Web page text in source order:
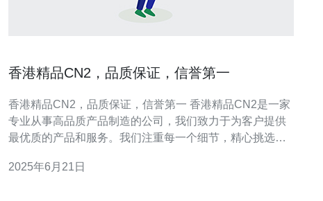
香港精品CN2，品质保证，信誉第一
香港精品CN2，品质保证，信誉第一 香港精品CN2是一家
专业从事高品质产品制造的公司，我们致力于为客户提供
最优质的产品和服务。我们注重每一个细节，精心挑选原
的品质标准。 香港精品CN2提供的产品种类丰富多样，涵
2025年6月21日